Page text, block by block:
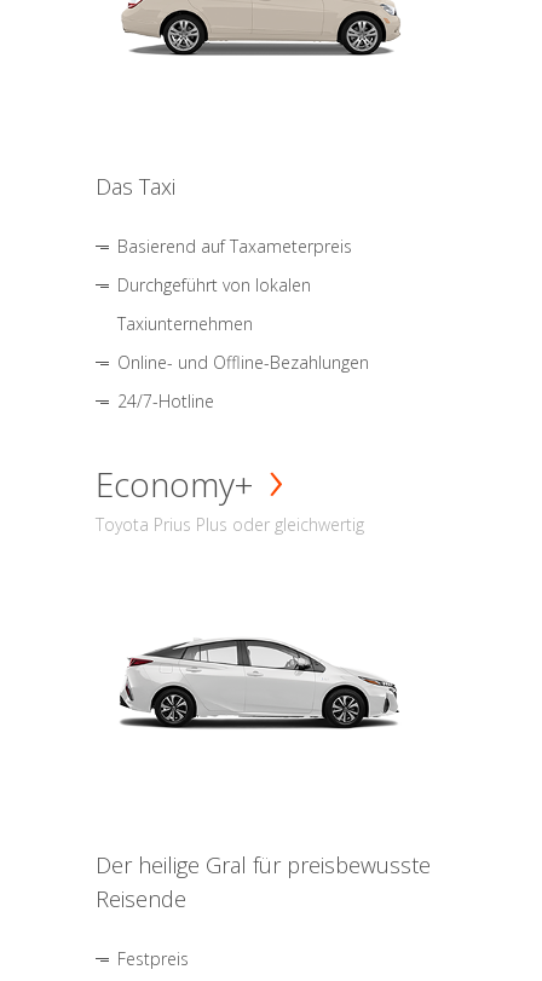
Das Taxi
Basierend auf Taxameterpreis
Durchgeführt von lokalen
Taxiunternehmen
Online- und Offline-Bezahlungen
24/7-Hotline
Economy+
Toyota Prius Plus oder gleichwertig
Der heilige Gral für preisbewusste
Reisende
Festpreis